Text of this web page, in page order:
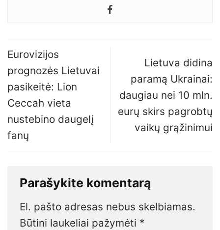
Eurovizijos
prognozės Lietuvai
pasikeitė: Lion
Ceccah vieta
nustebino daugelį
fanų
Lietuva didina
paramą Ukrainai:
daugiau nei 10 mln.
eurų skirs pagrobtų
vaikų grąžinimui
Parašykite komentarą
El. pašto adresas nebus skelbiamas.
Būtini laukeliai pažymėti *